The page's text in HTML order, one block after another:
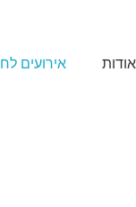
אודות אירועים